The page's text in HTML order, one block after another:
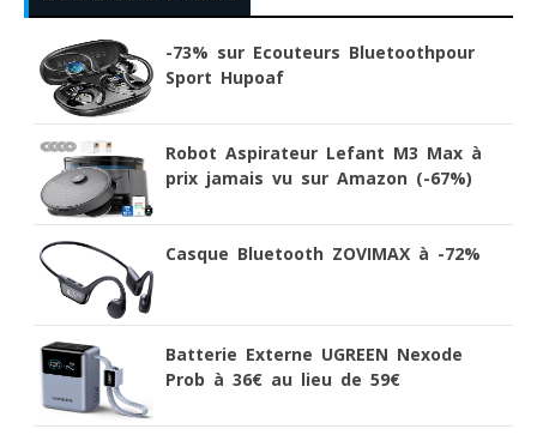
-73% sur Ecouteurs Bluetoothpour
Sport Hupoaf
Robot Aspirateur Lefant M3 Max à
prix jamais vu sur Amazon (-67%)
Casque Bluetooth ZOVIMAX à -72%
Batterie Externe UGREEN Nexode
Prob à 36€ au lieu de 59€